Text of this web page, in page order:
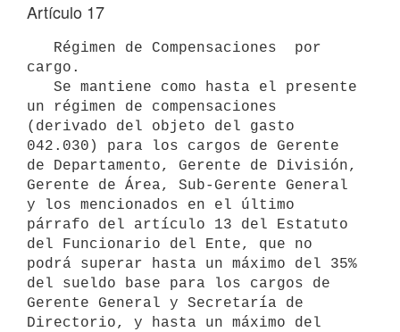
Artículo 17
cargo.
un régimen de compensaciones
(derivado del objeto del gasto
042.030) para los cargos de Gerente
de Departamento, Gerente de División,
Gerente de Área, Sub-Gerente General
y los mencionados en el último
párrafo del artículo 13 del Estatuto
del Funcionario del Ente, que no
podrá superar hasta un máximo del 35%
del sueldo base para los cargos de
Gerente General y Secretaría de
Directorio, y hasta un máximo del